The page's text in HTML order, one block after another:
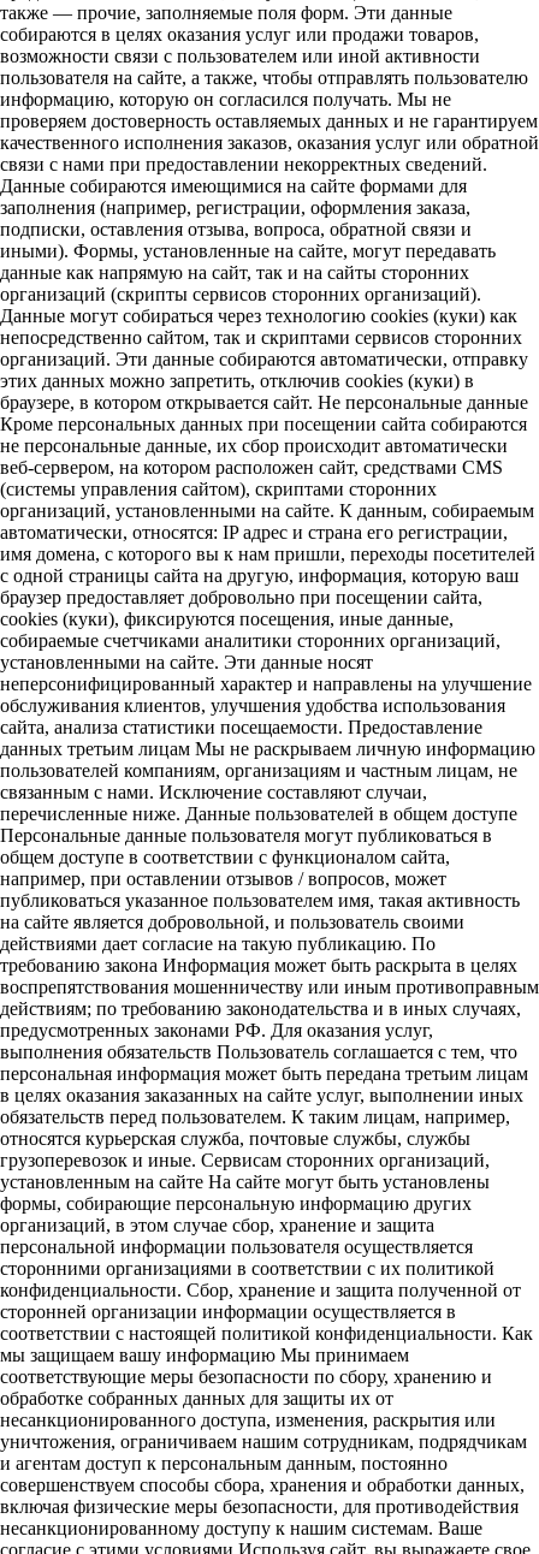
также — прочие, заполняемые поля форм. Эти данные
собираются в целях оказания услуг или продажи товаров,
возможности связи с пользователем или иной активности
пользователя на сайте, а также, чтобы отправлять пользователю
информацию, которую он согласился получать. Мы не
проверяем достоверность оставляемых данных и не гарантируем
качественного исполнения заказов, оказания услуг или обратной
связи с нами при предоставлении некорректных сведений.
Данные собираются имеющимися на сайте формами для
заполнения (например, регистрации, оформления заказа,
подписки, оставления отзыва, вопроса, обратной связи и
иными). Формы, установленные на сайте, могут передавать
данные как напрямую на сайт, так и на сайты сторонних
организаций (скрипты сервисов сторонних организаций).
Данные могут собираться через технологию cookies (куки) как
непосредственно сайтом, так и скриптами сервисов сторонних
организаций. Эти данные собираются автоматически, отправку
этих данных можно запретить, отключив cookies (куки) в
браузере, в котором открывается сайт. Не персональные данные
Кроме персональных данных при посещении сайта собираются
не персональные данные, их сбор происходит автоматически
веб-сервером, на котором расположен сайт, средствами CMS
(системы управления сайтом), скриптами сторонних
организаций, установленными на сайте. К данным, собираемым
автоматически, относятся: IP адрес и страна его регистрации,
имя домена, с которого вы к нам пришли, переходы посетителей
с одной страницы сайта на другую, информация, которую ваш
браузер предоставляет добровольно при посещении сайта,
cookies (куки), фиксируются посещения, иные данные,
собираемые счетчиками аналитики сторонних организаций,
установленными на сайте. Эти данные носят
неперсонифицированный характер и направлены на улучшение
обслуживания клиентов, улучшения удобства использования
сайта, анализа статистики посещаемости. Предоставление
данных третьим лицам Мы не раскрываем личную информацию
пользователей компаниям, организациям и частным лицам, не
связанным с нами. Исключение составляют случаи,
перечисленные ниже. Данные пользователей в общем доступе
Персональные данные пользователя могут публиковаться в
общем доступе в соответствии с функционалом сайта,
например, при оставлении отзывов / вопросов, может
публиковаться указанное пользователем имя, такая активность
на сайте является добровольной, и пользователь своими
действиями дает согласие на такую публикацию. По
требованию закона Информация может быть раскрыта в целях
воспрепятствования мошенничеству или иным противоправным
действиям; по требованию законодательства и в иных случаях,
предусмотренных законами РФ. Для оказания услуг,
выполнения обязательств Пользователь соглашается с тем, что
персональная информация может быть передана третьим лицам
в целях оказания заказанных на сайте услуг, выполнении иных
обязательств перед пользователем. К таким лицам, например,
относятся курьерская служба, почтовые службы, службы
грузоперевозок и иные. Сервисам сторонних организаций,
установленным на сайте На сайте могут быть установлены
формы, собирающие персональную информацию других
организаций, в этом случае сбор, хранение и защита
персональной информации пользователя осуществляется
сторонними организациями в соответствии с их политикой
конфиденциальности. Сбор, хранение и защита полученной от
сторонней организации информации осуществляется в
соответствии с настоящей политикой конфиденциальности. Как
мы защищаем вашу информацию Мы принимаем
соответствующие меры безопасности по сбору, хранению и
обработке собранных данных для защиты их от
несанкционированного доступа, изменения, раскрытия или
уничтожения, ограничиваем нашим сотрудникам, подрядчикам
и агентам доступ к персональным данным, постоянно
совершенствуем способы сбора, хранения и обработки данных,
включая физические меры безопасности, для противодействия
несанкционированному доступу к нашим системам. Ваше